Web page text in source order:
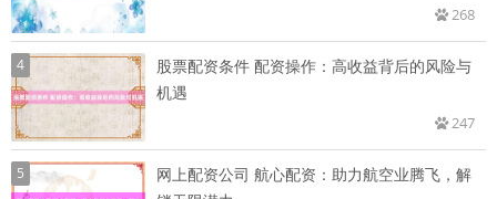
268
4
股票配资条件 配资操作：高收益背后的风险与
机遇
247
5
网上配资公司 航心配资：助力航空业腾飞，解